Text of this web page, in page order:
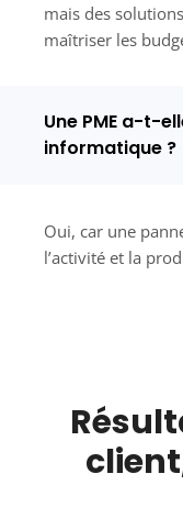
mais des
maîtriser les
Une PME a-t-
informatique ?
Oui, car une
l’activité et la